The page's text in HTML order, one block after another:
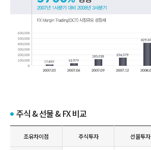
주식 & 선물 & FX 비교
조유차이점 주식투자 선물투자